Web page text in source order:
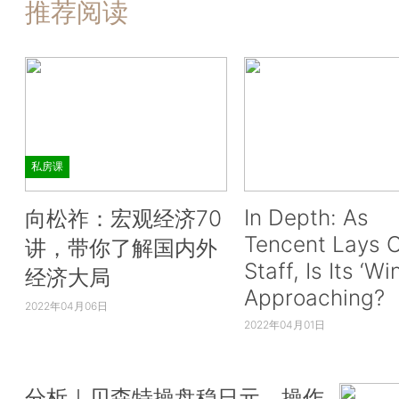
推荐阅读
私房课
向松祚：宏观经济70
讲，带你了解国内外
经济大局
2022年04月06日
In Depth: As
Tencent Lays
Staff, Is Its
Approaching?
2022年04月01日